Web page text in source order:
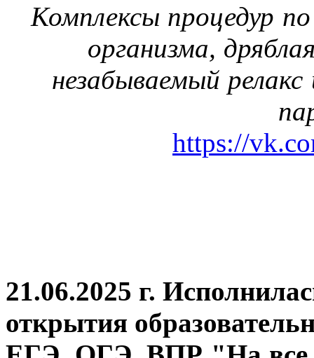
Комплексы процедур
организма,
незабываемый
https://
21.06.2025 г.
открытия